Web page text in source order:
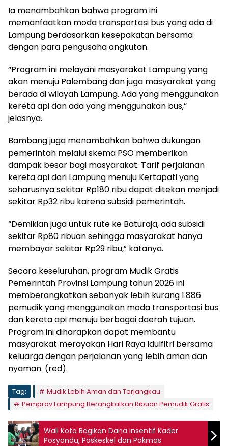
Ia menambahkan bahwa program ini
memanfaatkan moda transportasi bus yang ada di
Lampung berdasarkan kesepakatan bersama
dengan para pengusaha angkutan.
“Program ini melayani masyarakat Lampung yang
akan menuju Palembang dan juga masyarakat yang
berada di wilayah Lampung. Ada yang menggunakan
kereta api dan ada yang menggunakan bus,”
jelasnya.
Bambang juga menambahkan bahwa dukungan
pemerintah melalui skema PSO memberikan
dampak besar bagi masyarakat. Tarif perjalanan
kereta api dari Lampung menuju Kertapati yang
seharusnya sekitar Rp180 ribu dapat ditekan menjadi
sekitar Rp32 ribu karena subsidi pemerintah.
“Demikian juga untuk rute ke Baturaja, ada subsidi
sekitar Rp80 ribuan sehingga masyarakat hanya
membayar sekitar Rp29 ribu,” katanya.
Secara keseluruhan, program Mudik Gratis
Pemerintah Provinsi Lampung tahun 2026 ini
memberangkatkan sebanyak lebih kurang 1.886
pemudik yang menggunakan moda transportasi bus
dan kereta api menuju berbagai daerah tujuan.
Program ini diharapkan dapat membantu
masyarakat merayakan Hari Raya Idulfitri bersama
keluarga dengan perjalanan yang lebih aman dan
nyaman. (red).
Tag:
Mudik Lebih Aman dan Terjangkau
Pemprov Lampung Berangkatkan Ribuan Pemudik Gratis
Wali Kota Bagikan Dana Insentif Kader
Posyandu, Poskeskel dan Pokmas